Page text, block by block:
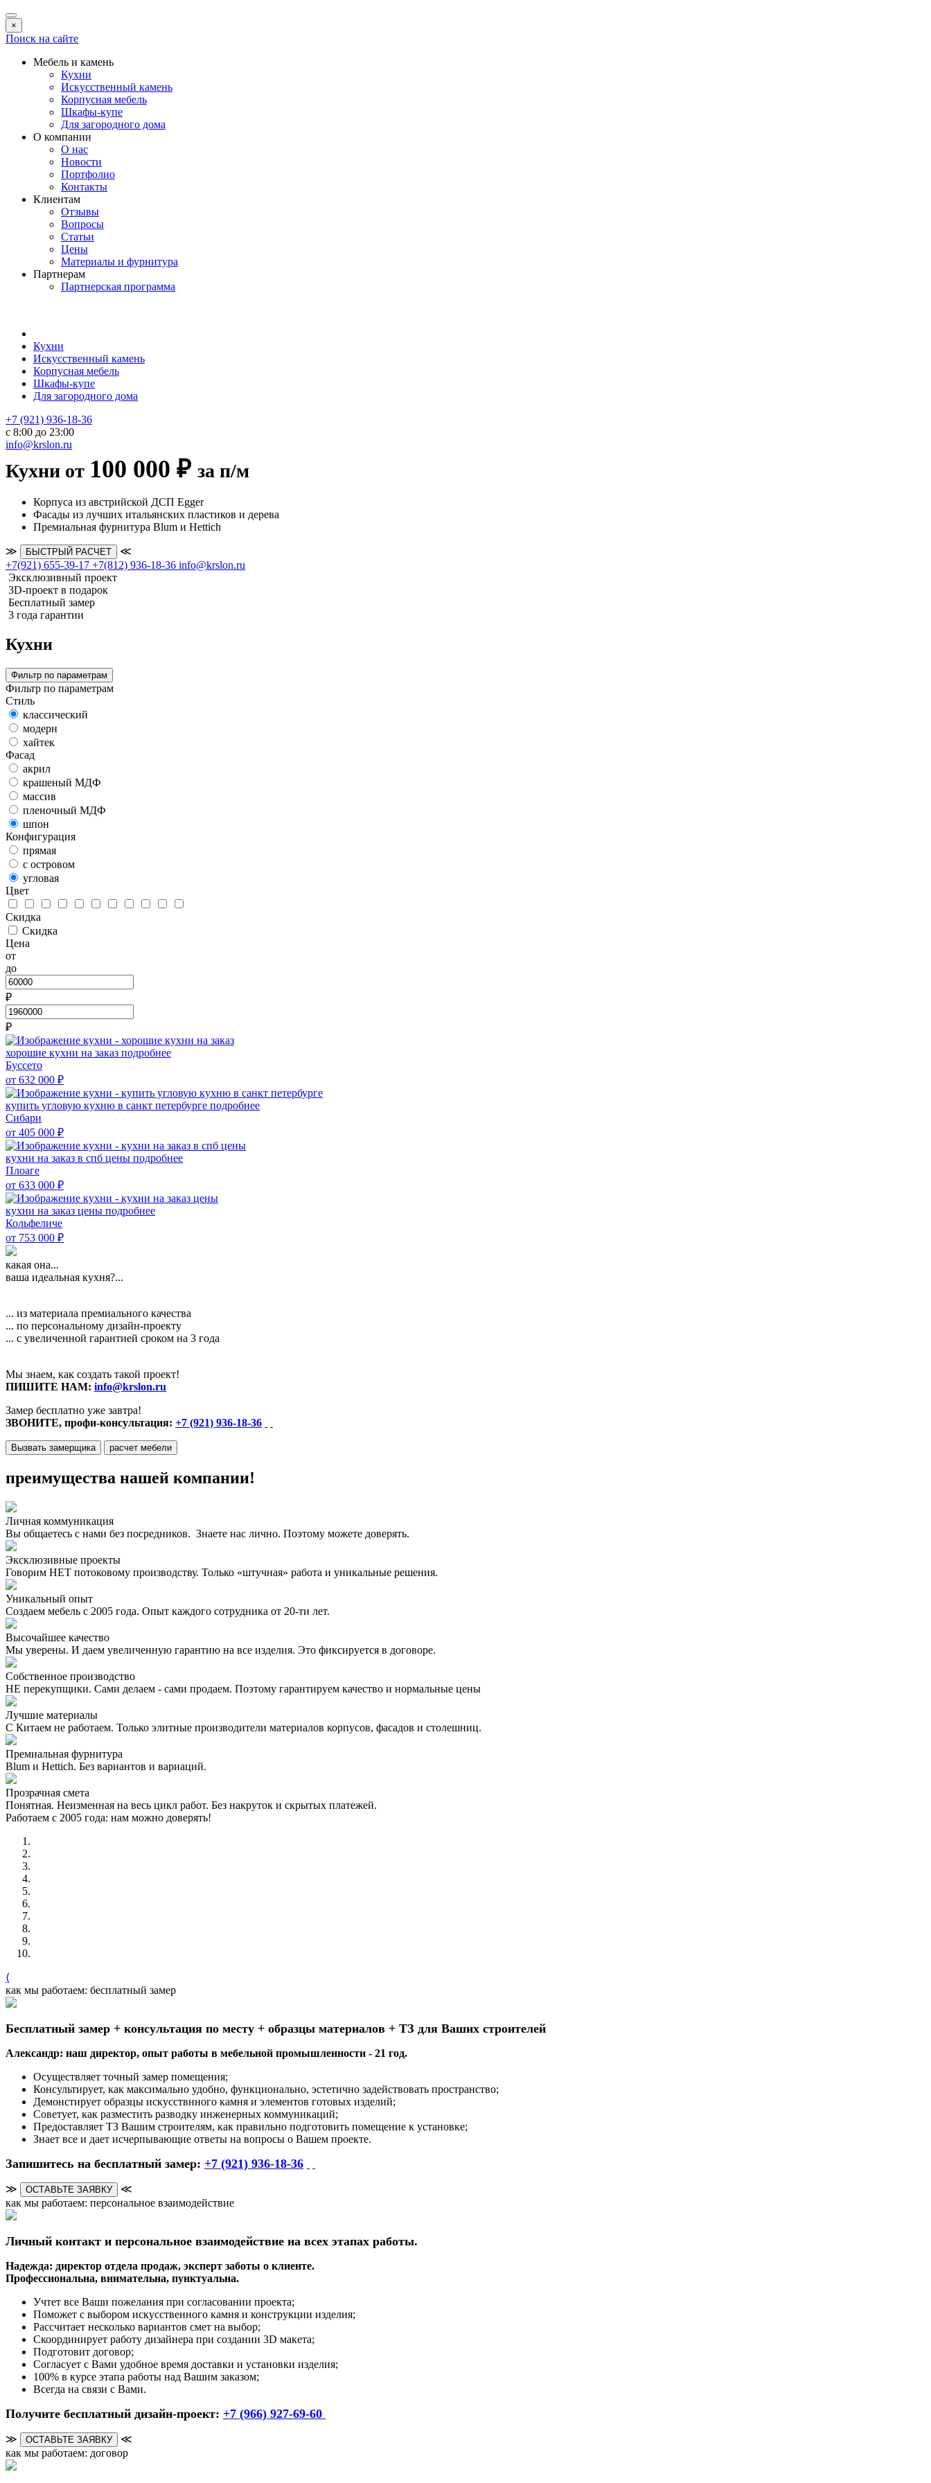
×
Поиск на сайте
Мебель и камень
Кухни
Искусственный камень
Корпусная мебель
Шкафы-купе
Для загородного дома
О компании
О нас
Новости
Портфолио
Контакты
Клиентам
Отзывы
Вопросы
Статьи
Цены
Материалы и фурнитура
Партнерам
Партнерская программа
Кухни
Искусственный камень
Корпусная мебель
Шкафы-купе
Для загородного дома
+7 (921) 936-18-36
с 8:00 до 23:00
info@krslon.ru
Кухни от 100 000 ₽ за п/м
Корпуса из австрийской ДСП Egger
Фасады из лучших итальянских пластиков и дерева
Премиальная фурнитура Blum и Hettich
≫ БЫСТРЫЙ РАСЧЕТ
≪
+7(921) 655-39-17 +7(812) 936-18-36 info@krslon.ru
Эксклюзивный проект
3D-проект в подарок
Бесплатный замер
3 года гарантии
Кухни
Фильтр по параметрам
Фильтр по параметрам
Стиль
классический
модерн
хайтек
Фасад
акрил
крашеный МДФ
массив
пленочный МДФ
шпон
Конфигурация
прямая
с островом
угловая
Цвет
Скидка
Скидка
Цена
от
до
₽
₽
хорошие кухни на заказ подробнее
Буссето
от 632 000 ₽
купить угловую кухню в санкт петербурге подробнее
Сибари
от 405 000 ₽
кухни на заказ в спб цены подробнее
Плоаге
от 633 000 ₽
кухни на заказ цены подробнее
Кольфеличе
от 753 000 ₽
какая она...
ваша идеальная кухня?...
... из материала премиального качества
... по персональному дизайн-проекту
... с увеличенной гарантией сроком на 3 года
Мы знаем, как создать такой проект!
ПИШИТЕ НАМ: info@krslon.ru
Замер бесплатно уже завтра!
ЗВОНИТЕ, профи-консультация: +7 (921) 936-18-36
Вызвать замерщика расчет мебели
преимущества нашей компании!
Личная коммуникация
Вы общаетесь с нами без посредников. Знаете нас лично. Поэтому можете доверять.
Эксклюзивные проекты
Говорим НЕТ потоковому производству. Только «штучная» работа и уникальные решения.
Уникальный опыт
Создаем мебель с 2005 года. Опыт каждого сотрудника от 20-ти лет.
Высочайшее качество
Мы уверены. И даем увеличенную гарантию на все изделия. Это фиксируется в договоре.
Собственное производство
НЕ перекупщики. Сами делаем - сами продаем. Поэтому гарантируем качество и нормальные цены
Лучшие материалы
С Китаем не работаем. Только элитные производители материалов корпусов, фасадов и столешниц.
Премиальная фурнитура
Blum и Hettich. Без вариантов и вариаций.
Прозрачная смета
Понятная. Неизменная на весь цикл работ. Без накруток и скрытых платежей.
Работаем с 2005 года: нам можно доверять!
⟨
как мы работаем: бесплатный замер
Бесплатный замер + консультация по месту + образцы материалов + ТЗ для Ваших строителей
Александр: наш директор, опыт работы в мебельной промышленности - 21 год.
Осуществляет точный замер помещения;
Консультирует, как максимально удобно, функционально, эстетично задействовать пространство;
Демонстирует образцы искусствнного камня и элементов готовых изделий;
Советует, как разместить разводку инженерных коммуникаций;
Предоставляет ТЗ Вашим строителям, как правильно подготовить помещение к установке;
Знает все и дает исчерпывающие ответы на вопросы о Вашем проекте.
Запишитесь на бесплатный замер: +7 (921) 936-18-36
≫ ОСТАВЬТЕ ЗАЯВКУ
≪
как мы работаем: персональное взаимодействие
Личный контакт и персональное взаимодействие на всех этапах работы.
Надежда: директор отдела продаж, эксперт заботы о клиенте.
Профессиональна, внимательна, пунктуальна.
Учтет все Ваши пожелания при согласовании проекта;
Поможет с выбором искусственного камня и конструкции изделия;
Рассчитает несколько вариантов смет на выбор;
Скоординирует работу дизайнера при создании 3D макета;
Подготовит договор;
Согласует с Вами удобное время доставки и установки изделия;
100% в курсе этапа работы над Вашим заказом;
Всегда на связи с Вами.
Получите бесплатный дизайн-проект: +7 (966) 927-69-60
≫ ОСТАВЬТЕ ЗАЯВКУ
≪
как мы работаем: договор